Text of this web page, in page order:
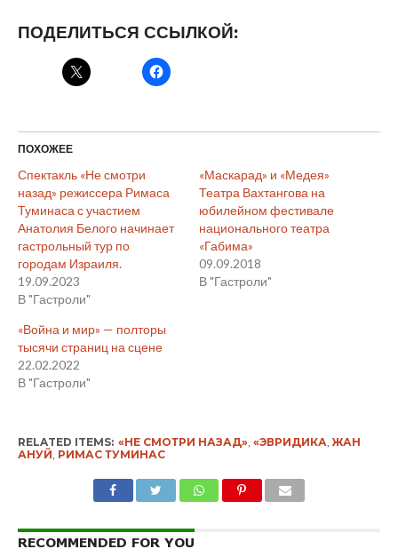
ПОДЕЛИТЬСЯ ССЫЛКОЙ:
ПОХОЖЕЕ
Спектакль «Не смотри
назад» режиссера Римаса
Туминаса с участием
Анатолия Белого начинает
гастрольный тур по
городам Израиля.
19.09.2023
В "Гастроли"
«Маскарад» и «Медея»
Театра Вахтангова на
юбилейном фестивале
национального театра
«Габима»
09.09.2018
В "Гастроли"
«Война и мир» — полторы
тысячи страниц на сцене
22.02.2022
В "Гастроли"
RELATED ITEMS: «НЕ СМОТРИ НАЗАД», «ЭВРИДИКА ЖАН
АНУЙ РИМАС ТУМИНАС
RECOMMENDED FOR YOU